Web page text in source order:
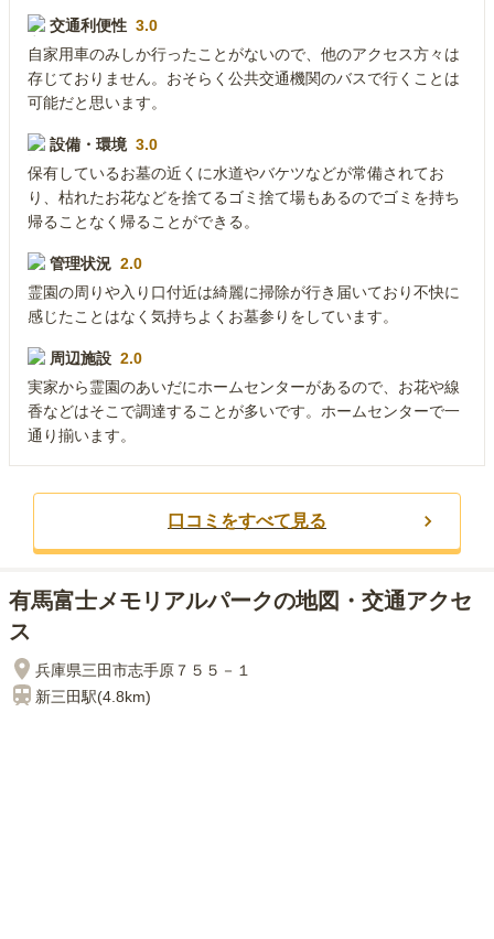
交通利便性 3.0
自家用車のみしか行ったことがないので、他のアクセス方々は
存じておりません。おそらく公共交通機関のバスで行くことは
可能だと思います。
設備・環境 3.0
保有しているお墓の近くに水道やバケツなどが常備されてお
り、枯れたお花などを捨てるゴミ捨て場もあるのでゴミを持ち
帰ることなく帰ることができる。
管理状況 2.0
霊園の周りや入り口付近は綺麗に掃除が行き届いており不快に
感じたことはなく気持ちよくお墓参りをしています。
周辺施設 2.0
実家から霊園のあいだにホームセンターがあるので、お花や線
香などはそこで調達することが多いです。ホームセンターで一
通り揃います。
口コミをすべて見る
有馬富士メモリアルパークの地図・交通アクセ
ス
兵庫県三田市志手原７５５－１
新三田駅(4.8km)